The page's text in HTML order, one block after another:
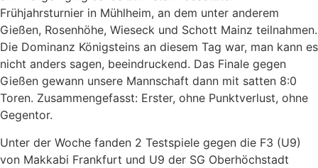
Frühjahrsturnier in Mühlheim, an dem unter anderem
Gießen, Rosenhöhe, Wieseck und Schott Mainz teilnahmen.
Die Dominanz Königsteins an diesem Tag war, man kann es
nicht anders sagen, beeindruckend. Das Finale gegen
Gießen gewann unsere Mannschaft dann mit satten 8:0
Toren. Zusammengefasst: Erster, ohne Punktverlust, ohne
Gegentor.
Unter der Woche fanden 2 Testspiele gegen die F3 (U9)
von Makkabi Frankfurt und U9 der SG Oberhöchstadt